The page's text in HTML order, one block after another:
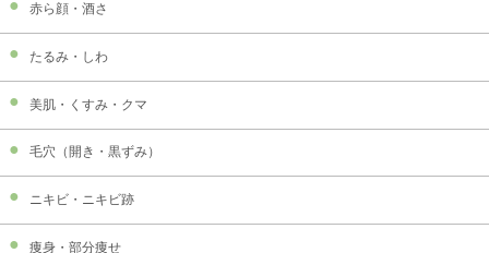
赤ら顔・酒さ
たるみ・しわ
美肌・くすみ・クマ
毛穴（開き・黒ずみ）
ニキビ・ニキビ跡
痩身・部分痩せ